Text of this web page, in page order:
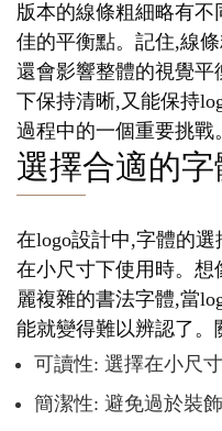
版本的線條粗細略有
佳的平衡點。記住,線
還會影響整體的視覺
下保持清晰,又能保持
過程中的一個重要挑戰。
選擇合適的字
在logo設計中,字體的
在小尺寸下使用時。
麗複雜的書法字體,當
能就變得難以辨認了。
可讀性: 選擇在小尺
簡潔性: 避免過於裝